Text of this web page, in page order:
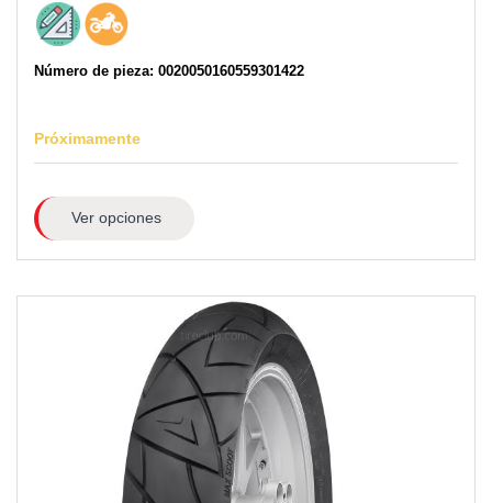
Número de pieza: 0020050160559301422
Próximamente
Ver opciones